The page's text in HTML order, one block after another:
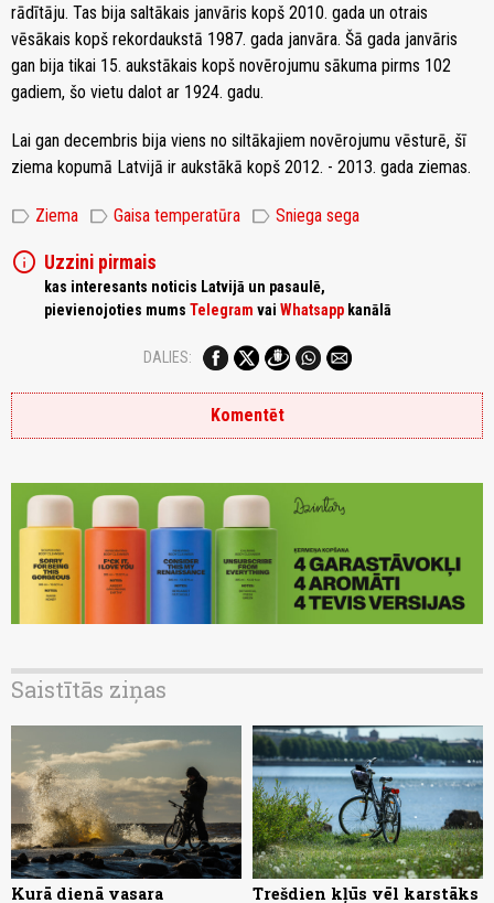
rādītāju. Tas bija saltākais janvāris kopš 2010. gada un otrais
vēsākais kopš rekordaukstā 1987. gada janvāra. Šā gada janvāris
gan bija tikai 15. aukstākais kopš novērojumu sākuma pirms 102
gadiem, šo vietu dalot ar 1924. gadu.
Lai gan decembris bija viens no siltākajiem novērojumu vēsturē, šī
ziema kopumā Latvijā ir aukstākā kopš 2012. - 2013. gada ziemas.
label Ziema label Gaisa temperatūra label Sniega sega
info Uzzini pirmais
kas interesants noticis Latvijā un pasaulē,
pievienojoties mums Telegram vai Whatsapp kanālā
DALIES:
Komentēt
Saistītās ziņas
Kurā dienā vasara
Trešdien kļūs vēl karstāks